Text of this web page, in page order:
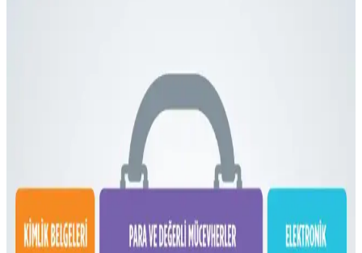
pratik paketleme ve taşınabilirlik sunar. Elektronik cihazlar,
kıyafetler ve kişisel eşyalar düzenli şekilde taşınabilir.
Dooney & Bourke Janine Çantası: Dayanıklı Deri
Tasarımı ve Piyasa Değeri Analizi
Dooney & Bourke Janine çantası, dayanıklı deri yapısı ve şık
tasarımıyla günlük kullanım ve seyahat için ideal. İkinci el
piyasasında uygun fiyatlı, manevi değeri yüksek bir seçenek sunar.
Çoklu Sırt Çantası Koleksiyonu ve Onebag Seyahat
Konseptinde Kullanım İncelemesi